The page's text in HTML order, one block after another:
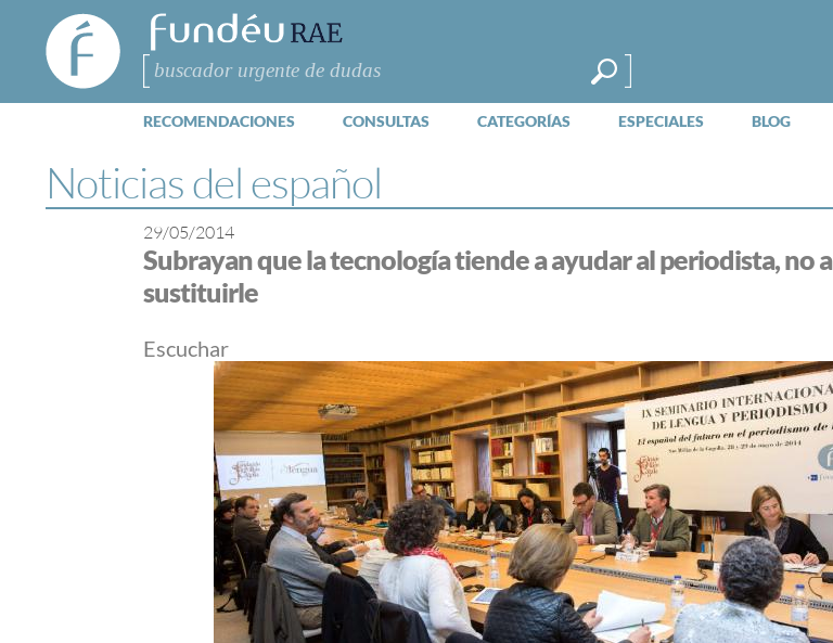
FundéuRAE
- Fundación
del Español
Urgente
Buscar
RECOMENDACIONES CONSULTAS CATEGORÍAS ESPECIALES BLOG
Noticias del español
29/05/2014
Subrayan que la tecnología tiende a ayudar al periodista, no a
sustituirle
Escuchar